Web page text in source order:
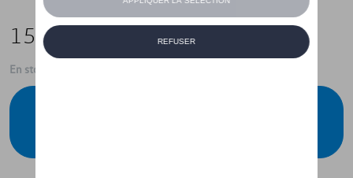
15,00 €
En stock